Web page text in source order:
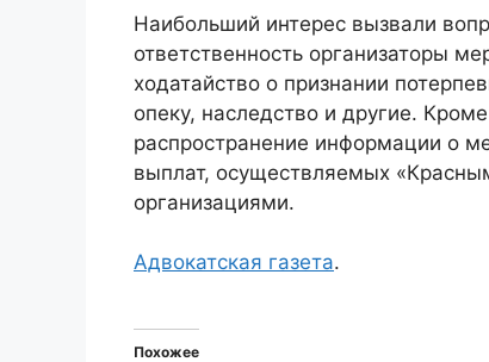
Наибольший интерес вызвали
ответственность организаторы
ходатайство о признании
опеку, наследство и другие.
распространение информации о
выплат, осуществляемых
организациями.
Адвокатская газета.
Похожее